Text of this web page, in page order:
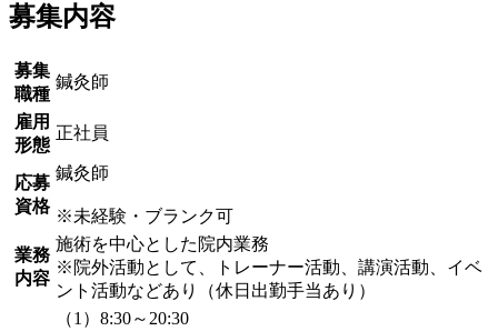
募集内容
募集
職種
鍼灸師
雇用
形態
正社員
応募
資格
鍼灸師
※未経験・ブランク可
業務
内容
施術を中心とした院内業務
※院外活動として、トレーナー活動、講演活動、イベ
ント活動などあり（休日出勤手当あり）
（1）8:30～20:30